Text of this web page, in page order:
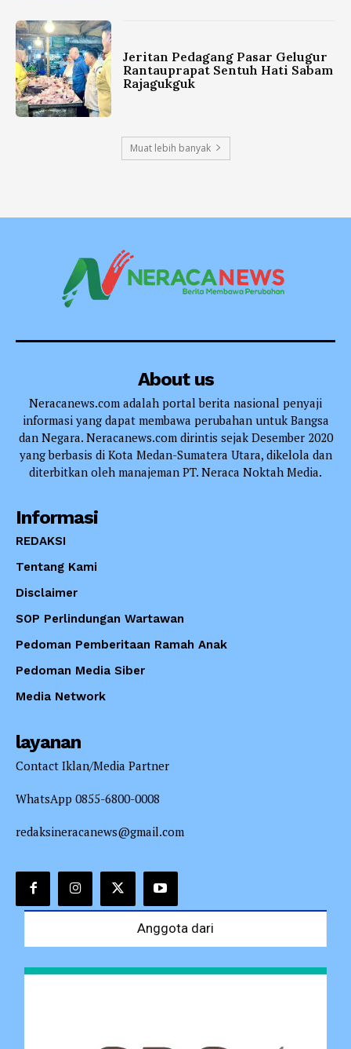
Jeritan Pedagang Pasar Gelugur
Rantauprapat Sentuh Hati Sabam
Rajagukguk
Muat lebih banyak
About us
Neracanews.com adalah portal berita nasional penyaji
informasi yang dapat membawa perubahan untuk Bangsa
dan Negara. Neracanews.com dirintis sejak Desember 2020
yang berbasis di Kota Medan-Sumatera Utara, dikelola dan
diterbitkan oleh manajeman PT. Neraca Noktah Media.
Informasi
REDAKSI
Tentang Kami
Disclaimer
SOP Perlindungan Wartawan
Pedoman Pemberitaan Ramah Anak
Pedoman Media Siber
Media Network
layanan
Contact Iklan/Media Partner
WhatsApp 0855-6800-0008
redaksineracanews@gmail.com
Anggota dari